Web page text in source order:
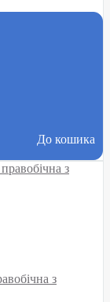
До кошика
з